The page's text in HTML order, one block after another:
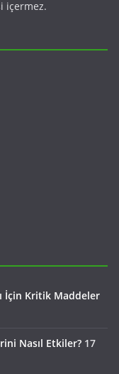
içermez.
İçin Kritik Maddeler
Nasıl Etkiler? 17